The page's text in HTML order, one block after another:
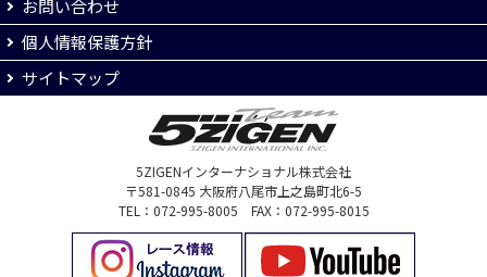
お問い合わせ
個人情報保護方針
サイトマップ
5ZIGENインターナショナル株式会社
〒581-0845 大阪府八尾市上之島町北6-5
TEL：072-995-8005 FAX：072-995-8015